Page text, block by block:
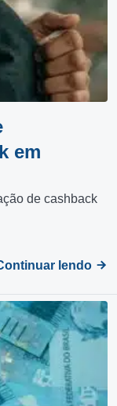
em
de cashback
lendo